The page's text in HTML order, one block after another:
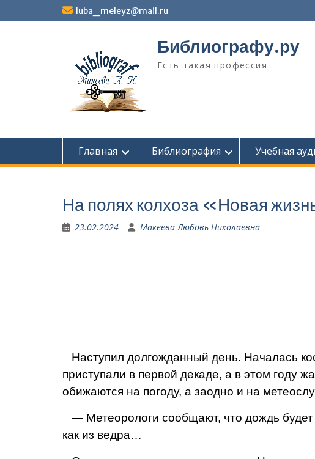
к
luba_meleyz@mail.ru
Библиографу.ру
Есть такая профессия
Главная Библиография Учебная
На полях колхоза «Новая
23.02.2024 Макеева Любовь Николаевна
Наступил долгожданный день. Началась
приступали в первой декаде, а в этом го­ду
обижаются на погоду, а за­одно и на
— Метеорологи сооб­щают, что дождь
как из ведра…